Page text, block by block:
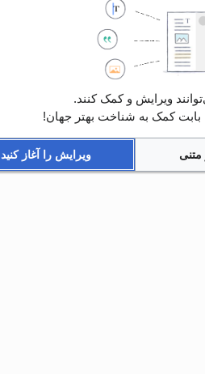
ویرایش و کمک کنند.
کمک به شناخت بهتر جهان!
متنی ویرایش را آغاز کنید